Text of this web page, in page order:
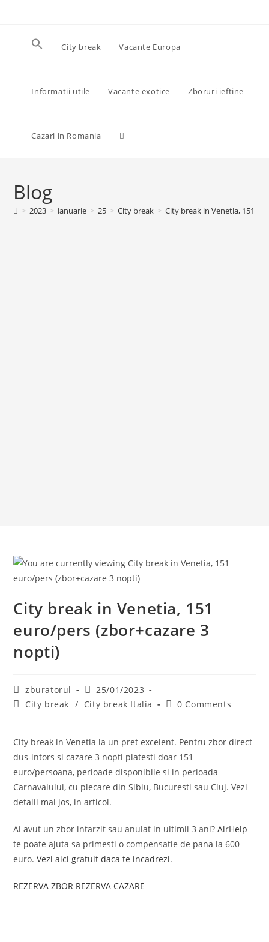
City break Vacante Europa
Informatii utile Vacante exotice Zboruri ieftine
Cazari in Romania Toggle
Blog
> 2023 > ianuarie > 25 > City break > City break in Venetia, 151
City break in Venetia, 151
euro/pers (zbor+cazare 3
nopti)
Post
author:
zburatorul
Post
published:
25/01/2023
PostCity break / City break Italia
Post0 Comments
City break in Venetia la un pret excelent. Pentru zbor direct
dus-intors si cazare 3 nopti platesti doar 151
euro/persoana, perioade disponibile si in perioada
Carnavalului, cu plecare din Sibiu, Bucuresti sau Cluj. Vezi
detalii mai jos, in articol.
Ai avut un zbor intarzit sau anulat in ultimii 3 ani?AirHelp
te poate ajuta sa primesti o compensatie de pana la 600
euro.Vezi aici gratuit daca te incadrezi.
REZERVA ZBOR REZERVA CAZARE